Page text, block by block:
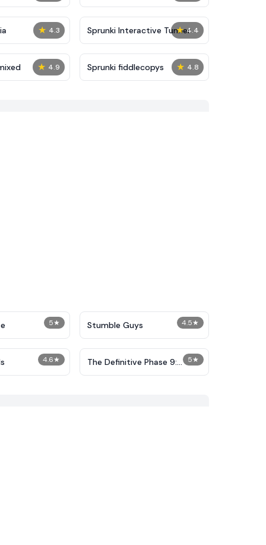
★ 4.3 ★ 4.4
Sprunki Interactive Tunner
★ 4.9 ★ 4.8
Sprunki fiddlecopys
5★ 4.5★
Stumble Guys
4.6★ 5★
The Definitive Phase 9:
Demolition